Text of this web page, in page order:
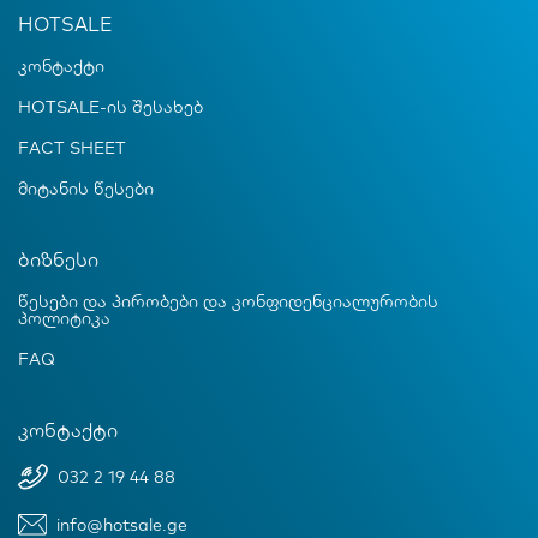
HOTSALE
კონტაქტი
HOTSALE-ის შესახებ
FACT SHEET
მიტანის წესები
ბიზნესი
წესები და პირობები და კონფიდენციალურობის
პოლიტიკა
FAQ
კონტაქტი
032 2 19 44 88
info@hotsale.ge